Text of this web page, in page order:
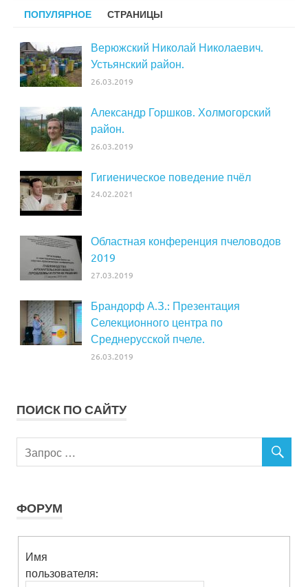
ПОПУЛЯРНОЕ СТРАНИЦЫ
Верюжский Николай Николаевич.
Устьянский район.
26.03.2019
Александр Горшков. Холмогорский
район.
26.03.2019
Гигиеническое поведение пчёл
24.02.2021
Областная конференция пчеловодов
2019
27.03.2019
Брандорф А.З.: Презентация
Селекционного центра по
Среднерусской пчеле.
26.03.2019
ПОИСК ПО САЙТУ
ФОРУМ
Имя
пользователя: